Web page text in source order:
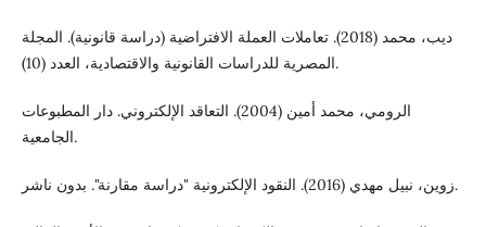
ديب، محمد (2018). تعاملات العملة الافتراضية (دراسة قانونية). المجلة
المصرية للدراسات القانونية والاقتصادية، العدد (10).
الرومي، محمد أمين (2004). التعاقد الإلكتروني. دار المطبوعات
الجامعية.
زوين، نبيل مهدي (2016). النقود الإلكترونية "دراسة مقارنة". بدون ناشر.